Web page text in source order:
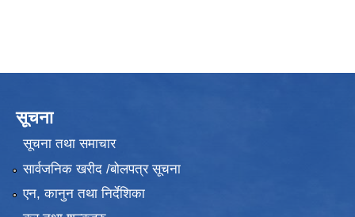
सूचना
सूचना तथा समाचार
सार्वजनिक खरीद /बोलपत्र सूचना
एन, कानुन तथा निर्देशिका